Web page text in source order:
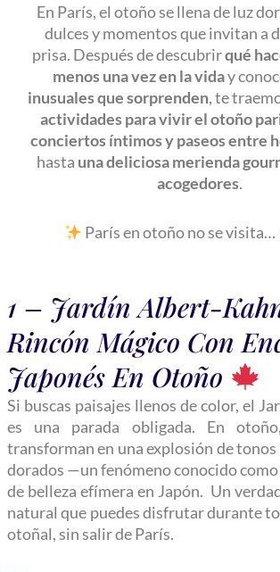
En París, el otoño se llena de luz
dulces y momentos que invitan a
prisa. Después de descubrirqué
menos una vez en la viday
inusuales que sorprenden, te
actividades para vivir el otoño
conciertos íntimos y paseos entre
hasta una deliciosa merienda
acogedores.
París en otoño no se visita…
1 – Jardín Albert-
Rincón Mágico Con
Japonés En Otoño
Si buscas paisajes llenos de color, el
es una parada obligada. En
transforman en una explosión de
dorados —un fenómeno conocido
de belleza efímera en Japón. Un
natural que puedes disfrutar durante
otoñal, sin salir de París.